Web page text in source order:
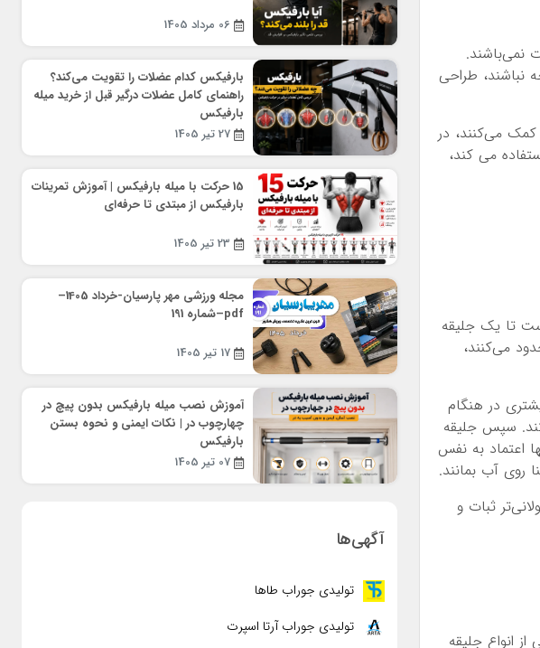
نمی‌باشند.
نباشند، طراحی
کمک می‌کنند، در
می کند،
تا یک جلیقه
می‌کنند،
در هنگام
کند. سپس جلیقه
اعتماد به نفس
روی آب بمانند.
ثبات و
انواع جلیقه
06 مرداد 1405
بارفیکس کدام عضلات را تقویت می‌کند؟
راهنمای کامل عضلات درگیر قبل از خرید میله
بارفیکس
27 تیر 1405
15 حرکت با میله بارفیکس | آموزش تمرینات
بارفیکس از مبتدی تا حرفه‌ای
23 تیر 1405
مجله ورزشی مهر پارسیان-خرداد 1405–
pdf–شماره 191
17 تیر 1405
آموزش نصب میله بارفیکس بدون پیچ در
چهارچوب در | نکات ایمنی و نحوه بستن
بارفیکس
07 تیر 1405
آگهی‌ها
تولیدی جوراب طاها
تولیدی جوراب آرتا اسپرت